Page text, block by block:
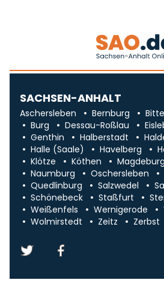
SACHSEN-ANHALT
Aschersleben Bernburg
Burg
Dessau-Roßlau
Genthin
Halberstadt
Halle (Saale)
Havelberg
Klötze
Köthen Magdeburg
Naumburg
Oschersleben
Quedlinburg
Salzwedel
Schönebeck
Staßfurt
Weißenfels
Wernigerode
Wolmirstedt
Zeitz Zerbst